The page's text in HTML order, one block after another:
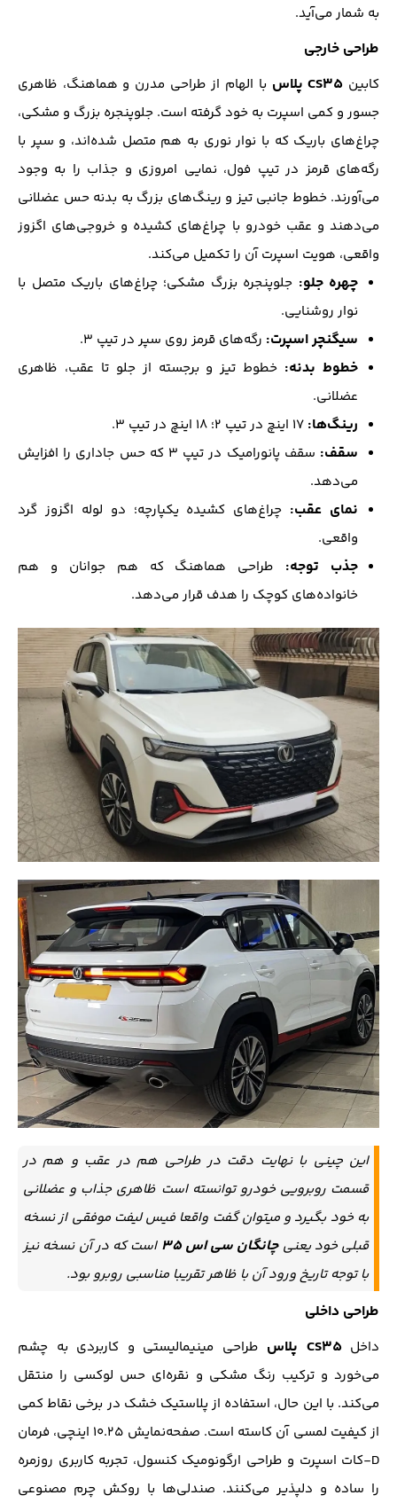
به شمار می‌آید.
طراحی خارجی
کابین CS35 پلاس
با الهام از طراحی مدرن و هماهنگ، ظاهری
جسور و کمی اسپرت به خود گرفته است. جلوپنجره بزرگ و مشکی،
چراغ‌های باریک که با نوار نوری به هم متصل شده‌اند، و سپر با
رگه‌های قرمز در تیپ فول، نمایی امروزی و جذاب را به وجود
می‌آورند. خطوط جانبی تیز و رینگ‌های بزرگ به بدنه حس عضلانی
می‌دهند و عقب خودرو با چراغ‌های کشیده و خروجی‌های اگزوز
واقعی، هویت اسپرت آن را تکمیل می‌کند.
چهره جلو: جلوپنجره بزرگ مشکی؛ چراغ‌های باریک متصل با
نوار روشنایی.
سیگنچر اسپرت: رگه‌های قرمز روی سپر در تیپ ۳.
خطوط بدنه: خطوط تیز و برجسته از جلو تا عقب، ظاهری
عضلانی.
رینگ‌ها:
سقف:
سقف پانورامیک در تیپ ۳ که حس جاداری را افزایش
می‌دهد.
نمای عقب: چراغ‌های کشیده یکپارچه؛ دو لوله اگزوز گرد
واقعی.
جذب توجه: طراحی هماهنگ که هم جوانان و هم
خانواده‌های کوچک را هدف قرار می‌دهد.
این چینی با نهایت دقت در طراحی هم در عقب و هم در
قسمت روبرویی خودرو توانسته است ظاهری جذاب و عضلانی
به خود بگیرد و میتوان گفت واقعا فیس لیفت موفقی از نسخه
قبلی خود یعنی چانگان سی اس 35
است که در آن نسخه نیز
با توجه تاریخ ورود آن با ظاهر تقریبا مناسبی روبرو بود.
طراحی داخلی
داخلCS35 پلاس
طراحی مینیمالیستی و کاربردی به چشم
می‌خورد و ترکیب رنگ مشکی و نقره‌ای حس لوکسی را منتقل
می‌کند. با این حال، استفاده از پلاستیک خشک در برخی نقاط کمی
از کیفیت لمسی آن کاسته است. صفحه‌نمایش ۱۰.۲۵ اینچی، فرمان
D‑کات اسپرت و طراحی ارگونومیک کنسول، تجربه کاربری روزمره
را ساده و دلپذیر می‌کنند. صندلی‌ها با روکش چرم مصنوعی